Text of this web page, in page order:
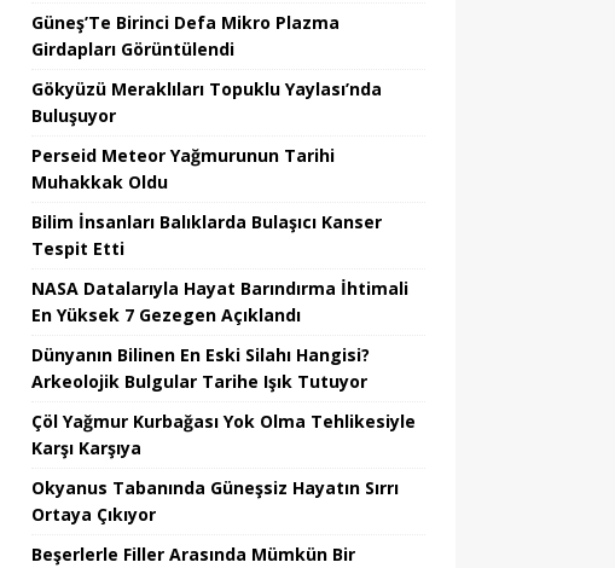
Güneş’Te Birinci Defa Mikro Plazma
Girdapları Görüntülendi
Gökyüzü Meraklıları Topuklu Yaylası’nda
Buluşuyor
Perseid Meteor Yağmurunun Tarihi
Muhakkak Oldu
Bilim İnsanları Balıklarda Bulaşıcı Kanser
Tespit Etti
NASA Datalarıyla Hayat Barındırma İhtimali
En Yüksek 7 Gezegen Açıklandı
Dünyanın Bilinen En Eski Silahı Hangisi?
Arkeolojik Bulgular Tarihe Işık Tutuyor
Çöl Yağmur Kurbağası Yok Olma Tehlikesiyle
Karşı Karşıya
Okyanus Tabanında Güneşsiz Hayatın Sırrı
Ortaya Çıkıyor
Beşerlerle Filler Arasında Mümkün Bir